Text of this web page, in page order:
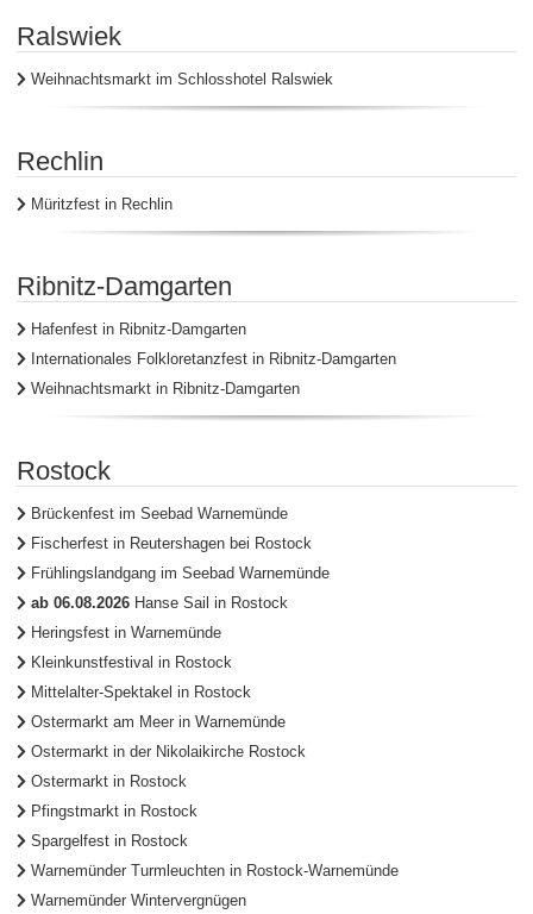
Ralswiek
Weihnachtsmarkt im Schlosshotel Ralswiek
Rechlin
Müritzfest in Rechlin
Ribnitz-Damgarten
Hafenfest in Ribnitz-Damgarten
Internationales Folkloretanzfest in Ribnitz-Damgarten
Weihnachtsmarkt in Ribnitz-Damgarten
Rostock
Brückenfest im Seebad Warnemünde
Fischerfest in Reutershagen bei Rostock
Frühlingslandgang im Seebad Warnemünde
ab 06.08.2026 Hanse Sail in Rostock
Heringsfest in Warnemünde
Kleinkunstfestival in Rostock
Mittelalter-Spektakel in Rostock
Ostermarkt am Meer in Warnemünde
Ostermarkt in der Nikolaikirche Rostock
Ostermarkt in Rostock
Pfingstmarkt in Rostock
Spargelfest in Rostock
Warnemünder Turmleuchten in Rostock-Warnemünde
Warnemünder Wintervergnügen